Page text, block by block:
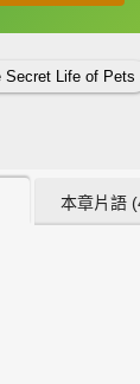
Secret Life of Pets
本章片語